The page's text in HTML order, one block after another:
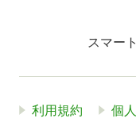
スマー
利用規約 個